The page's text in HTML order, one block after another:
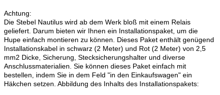
Achtung:
Die Stebel Nautilus wird ab dem Werk bloß mit einem Relais
geliefert. Darum bieten wir Ihnen ein Installationspaket, um die
Hupe einfach montieren zu können. Dieses Paket enthält genügend
Installationskabel in schwarz (2 Meter) und Rot (2 Meter) von 2,5
mm2 Dicke, Sicherung, Stecksicherungshalter und diverse
Anschlussmaterialien. Sie können dieses Paket einfach mit
bestellen, indem Sie in dem Feld "in den Einkaufswagen" ein
Häkchen setzen. Abbildung des Inhalts des Installationspakets: